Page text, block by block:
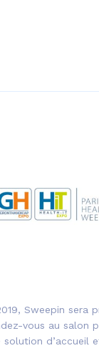
Sweepin sera
vous au salon
d’accueil